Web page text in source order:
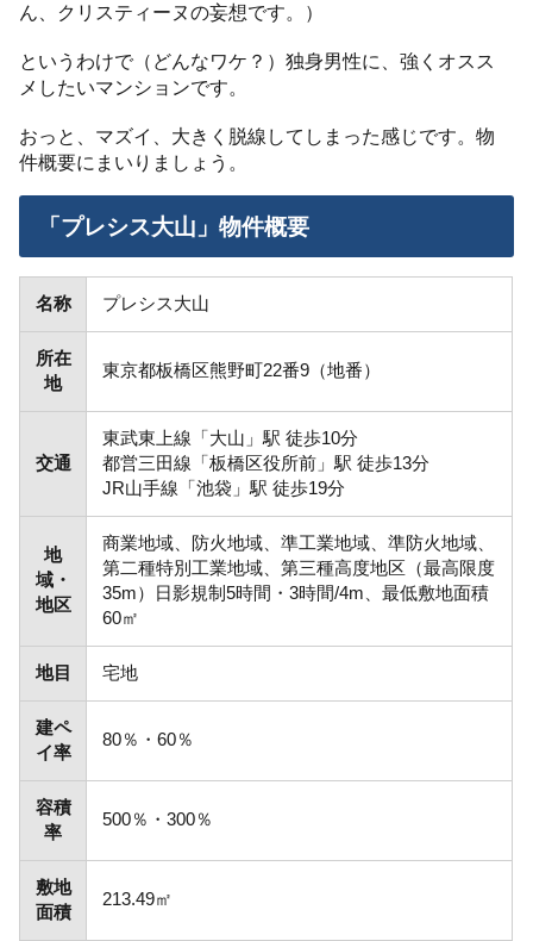
ん、クリスティーヌの妄想です。）
というわけで（どんなワケ？）独身男性に、強くオスス
メしたいマンションです。
おっと、マズイ、大きく脱線してしまった感じです。物
件概要にまいりましょう。
「プレシス大山」物件概要
名称 プレシス大山
所在
地
東京都板橋区熊野町22番9（地番）
交通
東武東上線「大山」駅 徒歩10分
都営三田線「板橋区役所前」駅 徒歩13分
JR山手線「池袋」駅 徒歩19分
地
域・
地区
商業地域、防火地域、準工業地域、準防火地域、
第二種特別工業地域、第三種高度地区（最高限度
35m）日影規制5時間・3時間/4m、最低敷地面積
60㎡
地目 宅地
建ペ
イ率
80％・60％
容積
率
500％・300％
敷地
面積
213.49㎡